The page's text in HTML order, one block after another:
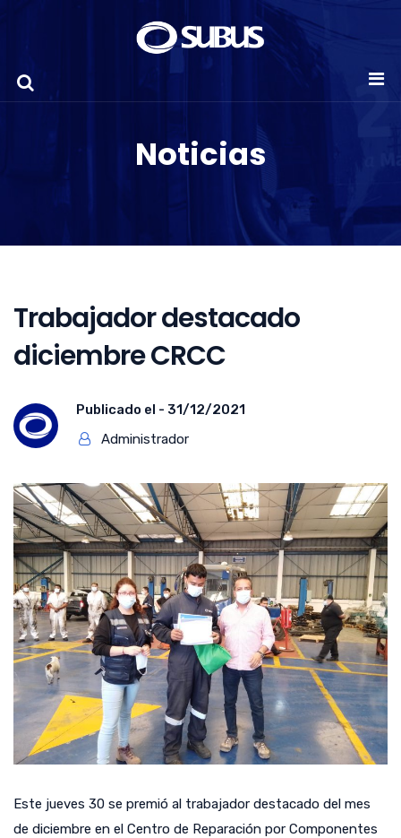
Noticias
Trabajador destacado
diciembre CRCC
Publicado el - 31/12/2021
Administrador
Este jueves 30 se premió al trabajador destacado del mes
de diciembre en el Centro de Reparación por Componentes